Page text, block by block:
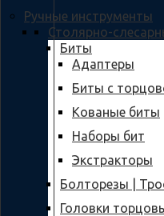
Ручные инструменты
Столярно-
Биты
Адаптеры
Биты с
Кованые биты
Наборы бит
Экстракторы
Болторезы |
Головки